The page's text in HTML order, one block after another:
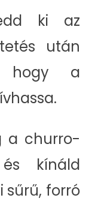
ki az
után
hogy a
a churro-
kínáld
sűrű, forró